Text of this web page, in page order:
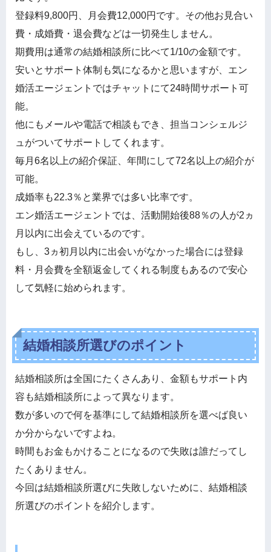
登録料9,800円、月会費12,000円です。その他お見合い
費・成婚費・退会費などは一切発生しません。
期費用は通常の結婚相談所に比べて1/10の金額です。
安いとサポート体制も気になるかと思いますが、エン
婚活エージェントではチャットにて24時間サポート可
能。
他にもメールや電話で相談もでき、担当コンシェルジ
ュがついてサポートしてくれます。
毎月6名以上の紹介保証、年間にして72名以上の紹介が
可能。
成婚率も22.3％と業界では多い比率です。
エン婚活エージェントでは、活動開始後88％の人が2ヵ
月以内に出会えているのです。
もし、3ヵ初月以内に出会いがなかった場合には登録
料・月会費を全額返金してくれる制度もあるので安心
して気軽に始められます。
結婚相談所選びのポイント
結婚相談所は全国にたくさんあり、金額もサポート内
容も結婚相談所によって異なります。
数が多いので何を基準にして結婚相談所を選べば良い
か分からないですよね。
時間もお金もかけることになるので失敗は誰だってし
たくありません。
今回は結婚相談所選びに失敗しないために、結婚相談
所選びのポイントを紹介します。